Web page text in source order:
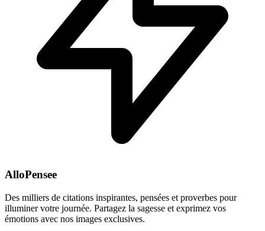
AlloPensee
Des milliers de citations inspirantes, pensées et proverbes pour
illuminer votre journée. Partagez la sagesse et exprimez vos
émotions avec nos images exclusives.